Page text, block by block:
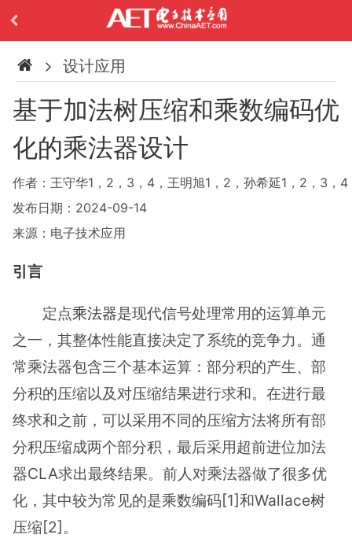
设计应用
基于加法树压缩和乘数编码优
化的乘法器设计
作者：王守华1，2，3，4，王明旭1，2，孙希延1，2，3，4
发布日期：2024-09-14
来源：电子技术应用
引言
定点乘法器是现代信号处理常用的运算单元
之一，其整体性能直接决定了系统的竞争力。通
常乘法器包含三个基本运算：部分积的产生、部
分积的压缩以及对压缩结果进行求和。在进行最
终求和之前，可以采用不同的压缩方法将所有部
分积压缩成两个部分积，最后采用超前进位加法
器CLA求出最终结果。前人对乘法器做了很多优
化，其中较为常见的是乘数编码[1]和Wallace树
压缩[2]。